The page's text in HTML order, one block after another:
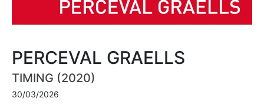
PERCEVAL GRAELLS
TIMING (2020)
30/03/2026